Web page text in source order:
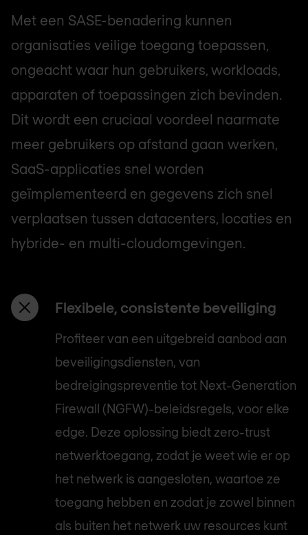
Met een SASE-benadering kunnen
organisaties veilige toegang toepassen,
ongeacht waar hun gebruikers, workloads,
apparaten of toepassingen zich bevinden.
Dit wordt een cruciaal voordeel naarmate
meer gebruikers op afstand gaan werken,
SaaS-applicaties snel worden
geïmplementeerd en gegevens zich snel
verplaatsen tussen datacenters, locaties en
hybride- en multi-cloudomgevingen.
Flexibele, consistente beveiliging
Profiteer van een uitgebreid aanbod aan
beveiligingsdiensten, van
bedreigingspreventie tot Next-Generation
Firewall (NGFW)-beleidsregels, voor elke
edge. Deze oplossing biedt zero-trust
netwerktoegang, zodat je weet wie er op
het netwerk is aangesloten, waartoe ze
toegang hebben en zodat je zowel binnen
als buiten het netwerk uw resources kunt